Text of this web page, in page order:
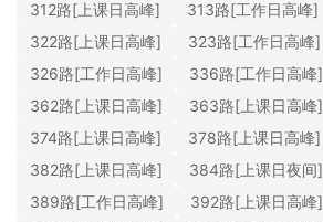
312路[上课日高峰]
313路[工作日高峰]
322路[上课日高峰]
323路[工作日高峰]
326路[工作日高峰]
336路[工作日高峰]
362路[上课日高峰]
363路[上课日高峰]
374路[上课日高峰]
378路[上课日高峰]
382路[上课日高峰]
384路[上课日夜间]
389路[工作日高峰]
392路[上课日高峰]